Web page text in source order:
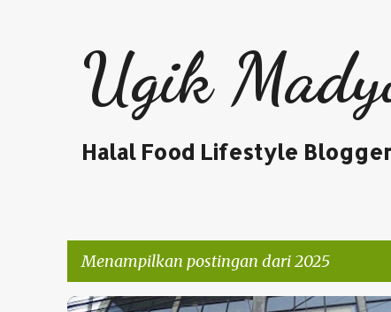
Ugik
Halal Food Lifestyle
Menampilkan postingan dari 2025